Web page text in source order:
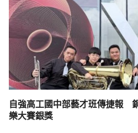
自強高工國中部藝才班傳捷報
樂大賽銀獎